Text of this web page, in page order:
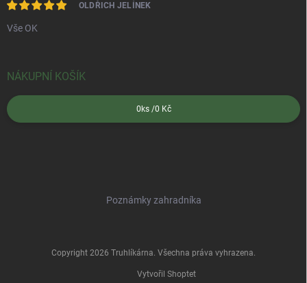
OLDŘICH JELÍNEK
Vše OK
NÁKUPNÍ KOŠÍK
0 ks /0 Kč
Poznámky zahradníka
Vytvořil Shoptet
Copyright 2026 Truhlíkárna. Všechna práva vyhrazena.